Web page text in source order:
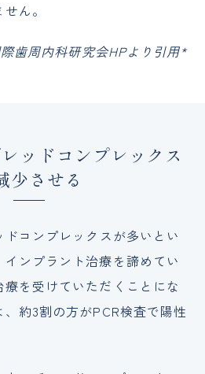
ん。
歯周内科研究会HPより引用*
ッドコンプレックス
少させる
コンプレックスが多いとい
ンプラント治療を諦めてい
を受けていただくことにな
約3割の方がPCR検査で陽性